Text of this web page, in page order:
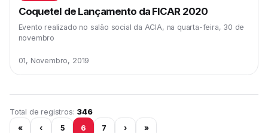
Coquetel de Lançamento da FICAR 2020
Evento realizado no salão social da ACIA, na quarta-feira, 30 de
novembro
01, Novembro, 2019
Total de registros: 346
Página 6 de 29
« ‹ 5 6 7 › »